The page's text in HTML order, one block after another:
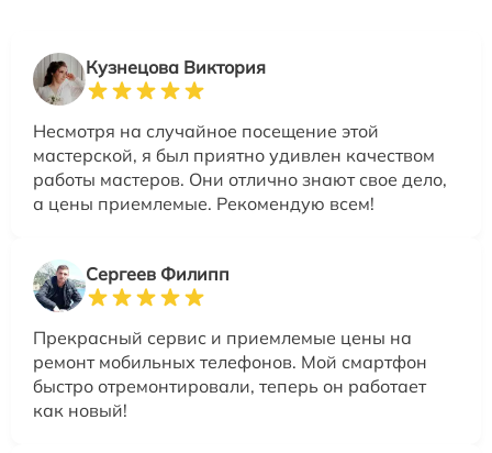
Кузнецова Виктория
Несмотря на случайное посещение этой
мастерской, я был приятно удивлен качеством
работы мастеров. Они отлично знают свое дело,
а цены приемлемые. Рекомендую всем!
Сергеев Филипп
Прекрасный сервис и приемлемые цены на
ремонт мобильных телефонов. Мой смартфон
быстро отремонтировали, теперь он работает
как новый!